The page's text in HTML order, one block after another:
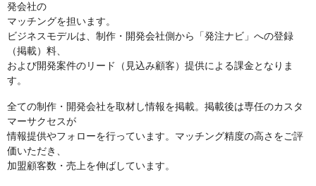
発会社の
マッチングを担います。
ビジネスモデルは、制作・開発会社側から「発注ナビ」への登録
（掲載）料、
および開発案件のリード（見込み顧客）提供による課金となりま
す。
全ての制作・開発会社を取材し情報を掲載。掲載後は専任のカスタ
マーサクセスが
情報提供やフォローを行っています。マッチング精度の高さをご評
価いただき、
加盟顧客数・売上を伸ばしています。